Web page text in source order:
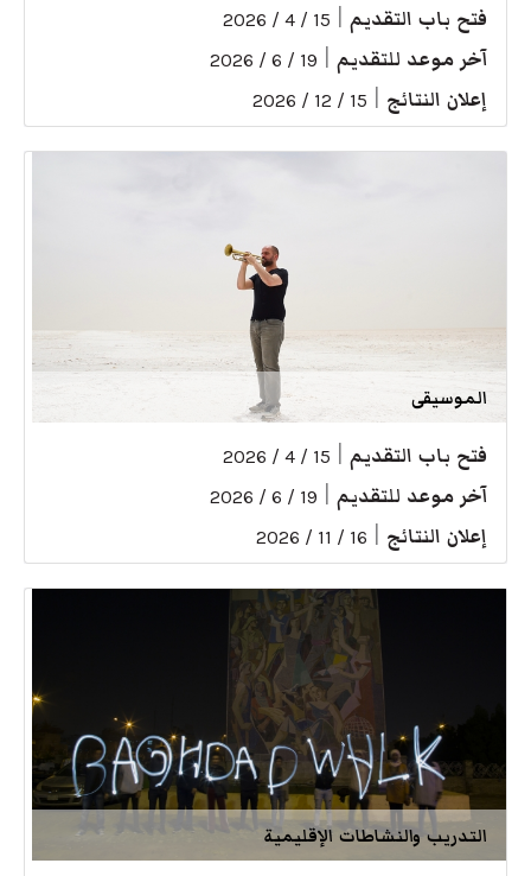
فتح باب التقديم 15 / 4 / 2026
آخر موعد للتقديم 19 / 6 / 2026
إعلان النتائج 15 / 12 / 2026
الموسيقى
فتح باب التقديم 15 / 4 / 2026
آخر موعد للتقديم 19 / 6 / 2026
إعلان النتائج 16 / 11 / 2026
التدريب والنشاطات الإقليمية